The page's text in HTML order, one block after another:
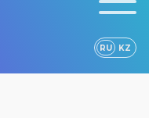
RU KZ